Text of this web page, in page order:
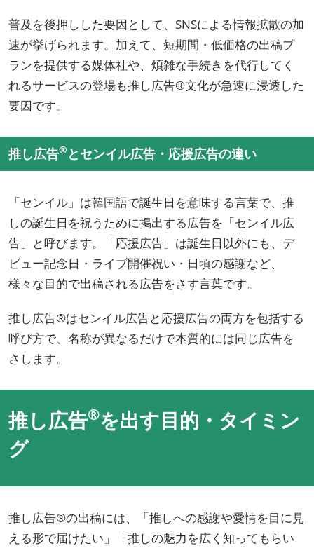
普及を後押しした要因として、SNSによる情報拡散の加
速が挙げられます。加えて、短期間・低価格の出稿プ
ランを提供する媒体社や、煩雑な手続きを代行してく
れるサービスの登場も推し広告®文化が急速に浸透した
要因です。
推し広告® とセンイル広告・応援広告の違い
「センイル」は韓国語で誕生日を意味する言葉で、推
しの誕生日を祝うために掲出する広告を「センイル広
告」と呼びます。「応援広告」は誕生日以外にも、デ
ビュー記念日・ライブ開催祝い・日頃の感謝など、
様々な目的で出稿される広告をさす言葉です。
推し広告®はセンイル広告と応援広告の両方を包括する
呼び方で、名称が異なるだけで本質的には同じ広告を
さします。
推し広告®を出す目的・タイミン
グ
推し広告®の出稿には、「推しへの感謝や愛情を目に見
える形で届けたい」「推しの魅力を広く知ってもらい